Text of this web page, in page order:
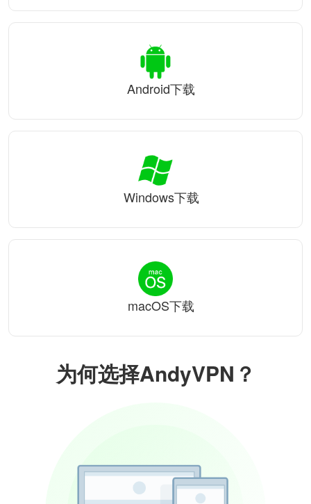
为何选择AndyVPN？
Android下载
Windows下载
macOS下载